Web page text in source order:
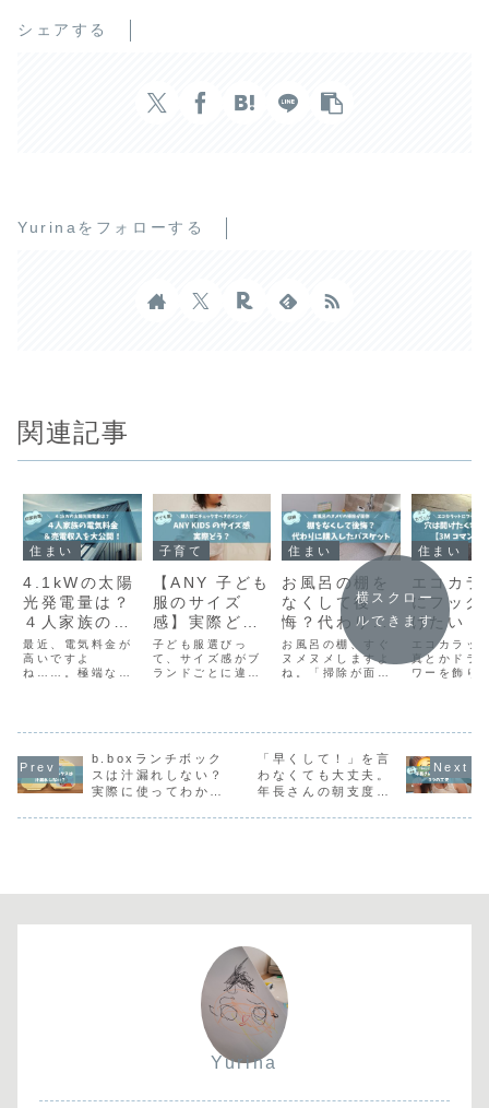
シェアする
Yurinaをフォローする
関連記事
住まい
4.1kWの太陽
光発電量は？
４人家族の電
気料金＆売電
収入を大公
開！
最近、電気料金が
高いですよ
ね……。極端な例
家では、電気料金
の高騰と停電に備
えて、太陽光発電
を導入してます。
子育て
【ANY 子ども
服のサイズ
感】実際ど
う？購入前に
チェックすべ
きポイント！
子ども服選びっ
て、サイズ感がブ
ランドごとに違う
で着せられな
い！」なんてこと
も。今回は、ANY
KIDS（エニィキ
住まい
お風呂の棚を
なくして後
悔？代わりに
購入したバス
ケット
お風呂の棚、すぐ
ヌメヌメしますよ
ね。「掃除が面倒
のではないでしょ
うか。筆者宅のお
風呂には、棚があ
りません！代わり
住まい
エコカラ
にフック
けたい！
穴は開け
ないあな
【3M コ
エコカラッ
真とかドラ
ワーを飾り
1人！今回
「穴を開け
ちょっと
横スクロー
ルできます
b.boxランチボック
スは汁漏れしない？
実際に使ってわかっ
「早くして！」を言
わなくても大丈夫。
年長さんの朝支度が
Yurina